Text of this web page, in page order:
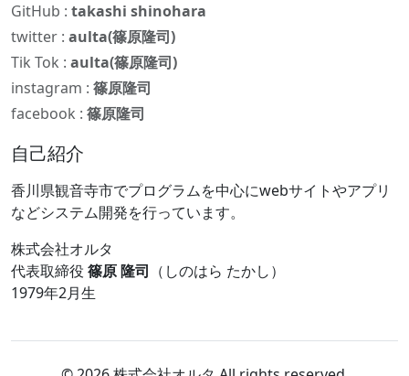
GitHub : takashi shinohara
twitter : aulta(篠原隆司)
Tik Tok : aulta(篠原隆司)
instagram : 篠原隆司
facebook : 篠原隆司
自己紹介
香川県観音寺市でプログラムを中心にwebサイトやアプリ
などシステム開発を行っています。
株式会社オルタ
代表取締役 篠原 隆司 （しのはら たかし）
1979年2月生